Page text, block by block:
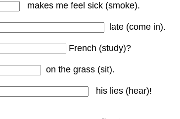
makes me feel sick (smoke).
late (come in).
French (study)?
on the grass (sit).
his lies (hear)!